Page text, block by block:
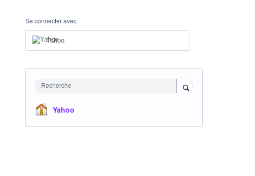
Se connecter avec
Yahoo
Recherche
Yahoo